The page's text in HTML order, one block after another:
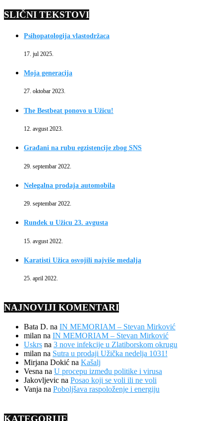
SLIČNI TEKSTOVI
Psihopatologija vlastodržaca
17. jul 2025.
Moja generacija
27. oktobar 2023.
The Bestbeat ponovo u Užicu!
12. avgust 2023.
Građani na rubu egzistencije zbog SNS
29. septembar 2022.
Nelegalna prodaja automobila
29. septembar 2022.
Rundek u Užicu 23. avgusta
15. avgust 2022.
Karatisti Užica osvojili najviše medalja
25. april 2022.
NAJNOVIJI KOMENTARI
Bata D. na IN MEMORIAM – Stevan Mirković
milan na IN MEMORIAM – Stevan Mirković
Uskrs na 3 nove infekcije u Zlatiborskom okrugu
milan na Sutra u prodaji Užička nedelja 1031!
Mirjana Dokić na Kašalj
Vesna na U procepu između politike i virusa
Jakovljevic na Posao koji se voli ili ne voli
Vanja na Poboljšava raspoloženje i energiju
KATEGORIJE